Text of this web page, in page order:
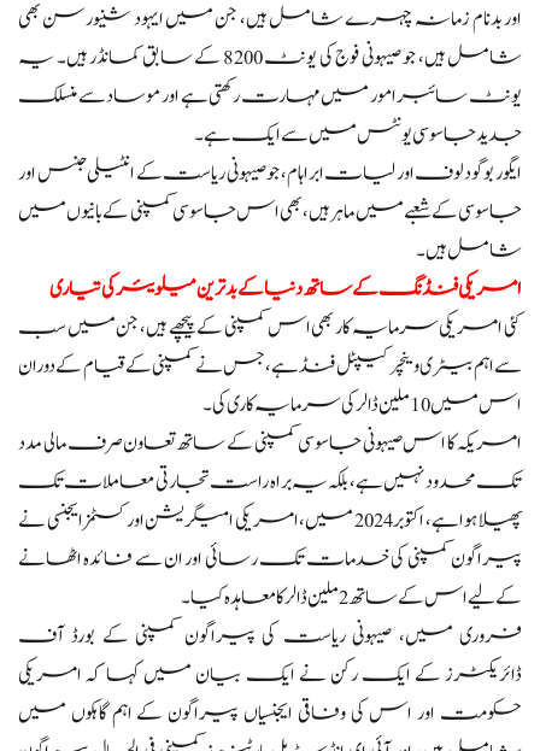
اور بدنام زمانہ چہرے شامل ہیں، جن میں ایہود شنیورسن بھی
شامل ہیں، جو صیہونی فوج کی یونٹ 8200 کے سابق کمانڈر ہیں۔ یہ
یونٹ سائبر امور میں مہارت رکھتی ہے اور موساد سے منسلک
جدید جاسوسی یونٹس میں سے ایک ہے۔
ایگور بوگودلوف اور لیات ابراہام، جو صیہونی ریاست کے انٹیلی جنس اور
جاسوسی کے شعبے میں ماہر ہیں، بھی اس جاسوسی کمپنی کے بانیوں میں
شامل ہیں۔
امریکی فنڈنگ کے ساتھ دنیا کے بدترین میلویئر کی تیاری
کئی امریکی سرمایہ کار بھی اس کمپنی کے پیچھے ہیں، جن میں سب
سے اہم بیٹری وینچر کیپٹل فنڈ ہے، جس نے کمپنی کے قیام کے دوران
اس میں 10 ملین ڈالر کی سرمایہ کاری کی۔
امریکہ کا اس صیہونی جاسوسی کمپنی کے ساتھ تعاون صرف مالی مدد
تک محدود نہیں ہے، بلکہ یہ براہ راست تجارتی معاملات تک
پھیلا ہوا ہے، اکتوبر 2024 میں، امریکی امیگریشن اور کسٹمز ایجنسی نے
پیراگون کمپنی کی خدمات تک رسائی اور ان سے فائدہ اٹھانے
کے لیے اس کے ساتھ 2 ملین ڈالر کا معاہدہ کیا۔
فروری میں، صیہونی ریاست کی پیراگون کمپنی کے بورڈ آف
ڈائریکٹرز کے ایک رکن نے ایک بیان میں کہا کہ امریکی
حکومت اور اس کی وفاقی ایجنسیاں پیراگون کے اہم گاہکوں میں